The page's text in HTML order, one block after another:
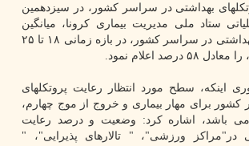
بهداشتی در سراسر کشور، در سیزدهمین
ستاد ملی مدیریت بیماری کرونا، میانگین
رعایت پروتکلهای بهداشتی در سراسر کشور، در بازه زمانی ۱۸ تا ۲۵
اینکه، سطح مورد انتظار رعایت پروتکلهای
برای مهار بیماری و خروج از موج چهارم،
درصد می باشد، اشاره کرد: وضعیت و درصد رعایت
در"مراکز ورزشی"، " تالارهای پذیرایی"، "